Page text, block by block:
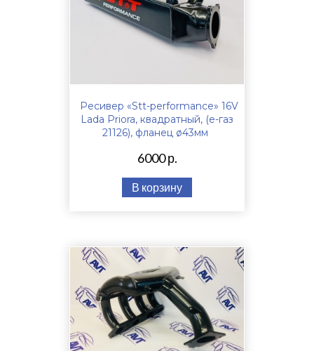
Ресивер «Stt-performance» 16V
Lada Priora, квадратный, (е-газ
21126), фланец ø43мм
6000 р.
В корзину